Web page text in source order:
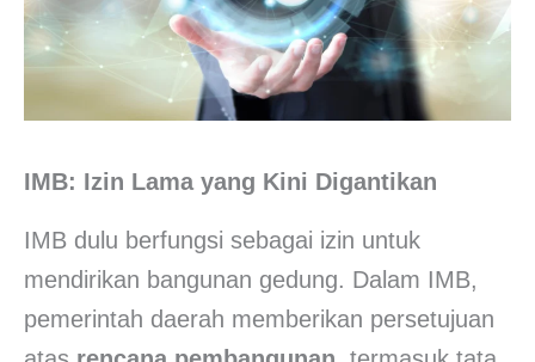
IMB: Izin Lama yang Kini Digantikan
IMB dulu berfungsi sebagai izin untuk
mendirikan bangunan gedung. Dalam IMB,
pemerintah daerah memberikan persetujuan